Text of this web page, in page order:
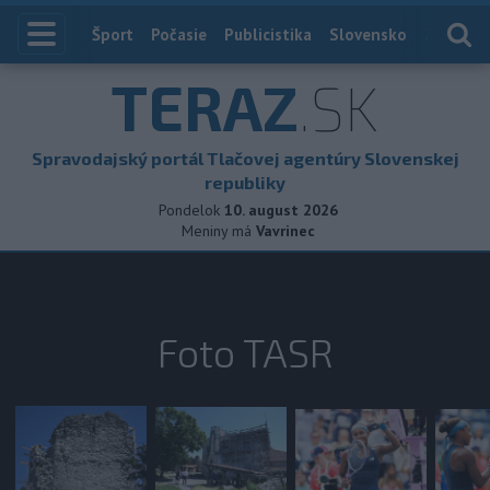
Index
Šport Počasie Publicistika Slovensko
TERAZ.SK
Spravodajský portál Tlačovej agentúry Slovenskej
republiky
Pondelok 10. august 2026
Meniny má Vavrinec
Foto TASR